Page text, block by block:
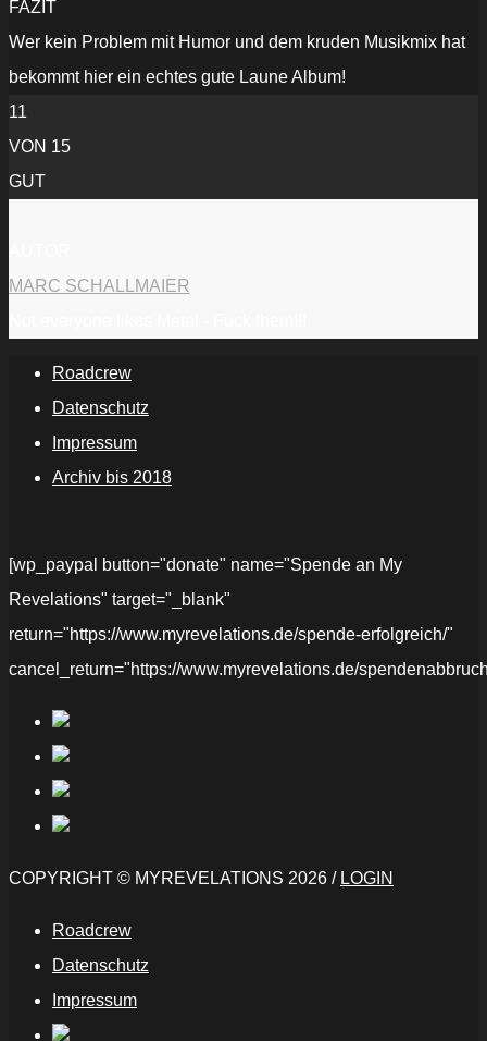
FAZIT
Wer kein Problem mit Humor und dem kruden Musikmix hat
bekommt hier ein echtes gute Laune Album!
11
VON 15
GUT
MARC SCHALLMAIER
Roadcrew
Datenschutz
Impressum
Archiv bis 2018
[wp_paypal button="donate" name="Spende an My
Revelations" target="_blank"
return="https://www.myrevelations.de/spende-erfolgreich/"
cancel_return="https://www.myrevelations.de/
COPYRIGHT © MYREVELATIONS 2026 / LOGIN
Roadcrew
Datenschutz
Impressum